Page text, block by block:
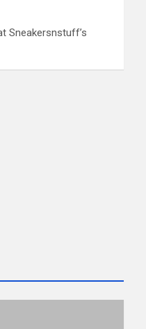
Sneakersnstuff’s